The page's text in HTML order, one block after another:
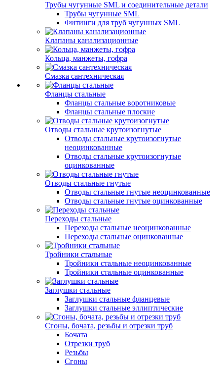
Трубы чугунные SML и соединительные детали
Трубы чугунные SML
Фитинги для труб чугунных SML
Клапаны канализационные
Кольца, манжеты, гофра
Смазка сантехническая
Фланцы стальные
Фланцы стальные воротниковые
Фланцы стальные плоские
Отводы стальные крутоизогнутые
Отводы стальные крутоизогнутые
неоцинкованные
Отводы стальные крутоизогнутые
оцинкованные
Отводы стальные гнутые
Отводы стальные гнутые неоцинкованные
Отводы стальные гнутые оцинкованные
Переходы стальные
Переходы стальные неоцинкованные
Переходы стальные оцинкованные
Тройники стальные
Тройники стальные неоцинкованные
Тройники стальные оцинкованные
Заглушки стальные
Заглушки стальные фланцевые
Заглушки стальные эллиптические
Сгоны, бочата, резьбы и отрезки труб
Бочата
Отрезки труб
Резьбы
Сгоны